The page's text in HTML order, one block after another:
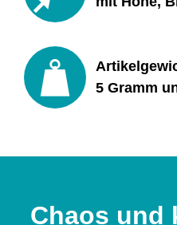
5 Gramm
Chaos und